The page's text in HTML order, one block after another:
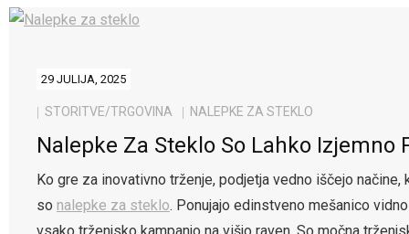
29 JULIJA, 2025
STORITVE/TRGOVINA NALEPKE ZA STEKLO
Nalepke Za Steklo So Lahko Izjemno
Ko gre za inovativno trženje, podjetja vedno iščejo
so nalepke za steklo. Ponujajo edinstveno mešanico